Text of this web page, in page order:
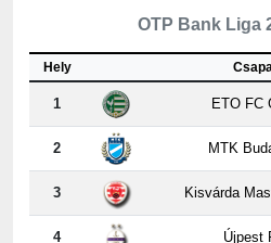
OTP Bank Liga
Hely
1 ETO FC
2 MTK
3 Kisvárda
4 Újpest